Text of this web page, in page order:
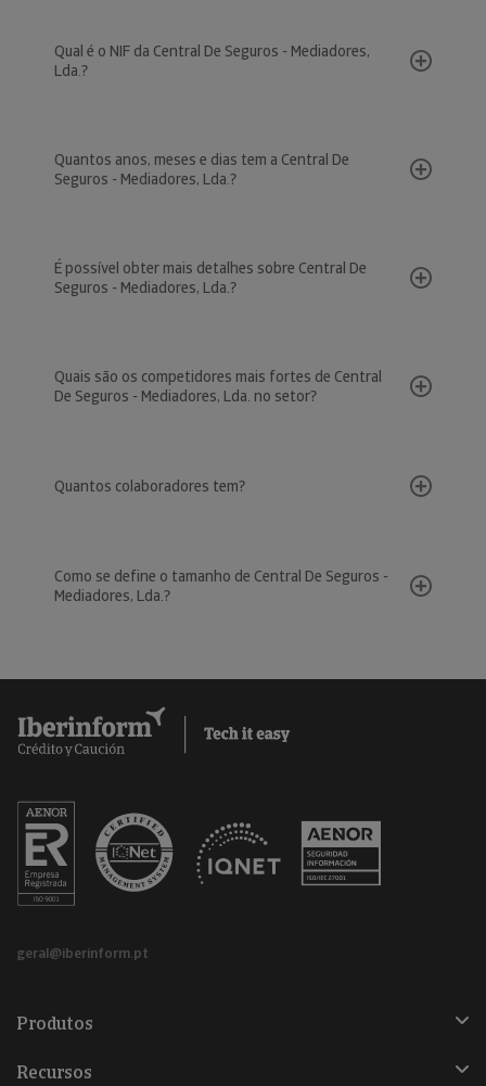
Qual é o NIF da Central De Seguros - Mediadores,
Lda.?
Quantos anos, meses e dias tem a Central De
Seguros - Mediadores, Lda.?
É possível obter mais detalhes sobre Central De
Seguros - Mediadores, Lda.?
Quais são os competidores mais fortes de Central
De Seguros - Mediadores, Lda. no setor?
Quantos colaboradores tem?
Como se define o tamanho de Central De Seguros -
Mediadores, Lda.?
geral@iberinform.pt
Produtos
Recursos